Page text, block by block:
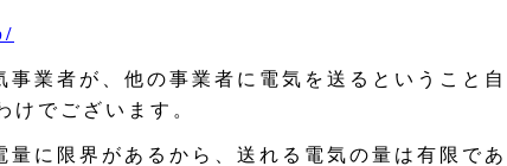
事業者が、他の事業者に電気を送るということ自
けでございます。
量に限界があるから、送れる電気の量は有限であ